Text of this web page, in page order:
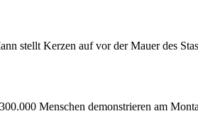
stellt Kerzen auf vor der Mauer des
Menschen demonstrieren am